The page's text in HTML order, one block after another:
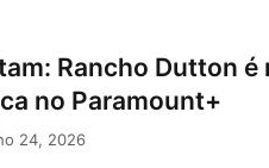
Rancho Dutton é
no Paramount+
24, 2026